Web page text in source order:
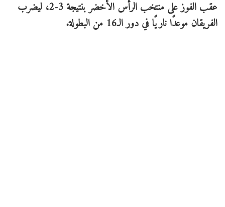
عقب الفوز على منتخب الرأس الأخضر بنتيجة 3-2، ليضرب
الفريقان موعدًا ناريًا في دور الـ16 من البطولة.